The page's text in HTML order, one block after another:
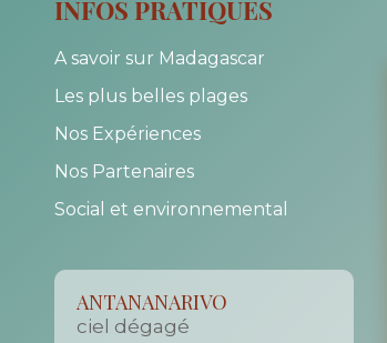
INFOS PRATIQUES
A savoir sur Madagascar
Les plus belles plages
Nos Expériences
Nos Partenaires
Social et environnemental
ANTANANARIVO
ciel dégagé